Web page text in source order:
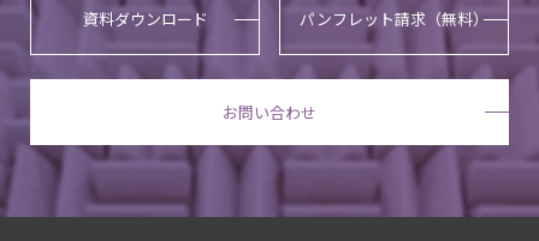
資料ダウンロード パンフレット請求（無料）
お問い合わせ